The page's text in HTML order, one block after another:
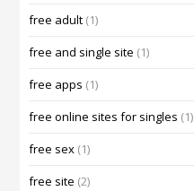
free adult (1)
free and single site (1)
free apps (1)
free online sites for singles (1)
free sex (1)
free site (2)